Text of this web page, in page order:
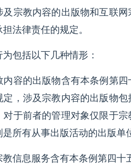
及宗教内容的出版物和互联
法律责任的规定。
包括以下几种情形：
内容的出版物含有本条例第
定，涉及宗教内容的出版物
对于前者的管理对象仅限于
所有从事出版活动的出版单
信息服务含有本条例第四十